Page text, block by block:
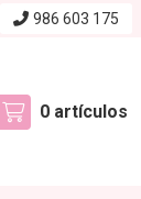
986 603 175
0 artículos